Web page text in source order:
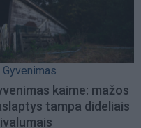
Gyvenimas
kaime: mažos
tampa dideliais